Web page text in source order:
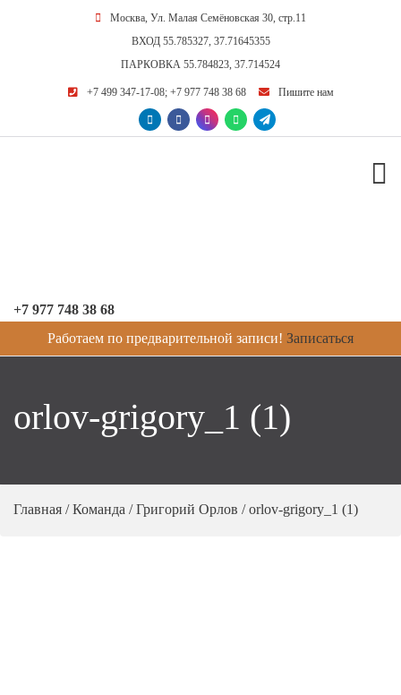
Москва, Ул. Малая Семёновская 30, стр.11
ВХОД 55.785327, 37.71645355
ПАРКОВКА 55.784823, 37.714524
+7 499 347-17-08; +7 977 748 38 68 Пишите нам
+7 977 748 38 68
Работаем по предварительной записи! Записаться
orlov-grigory_1 (1)
Главная /Команда /Григорий Орлов /orlov-grigory_1 (1)